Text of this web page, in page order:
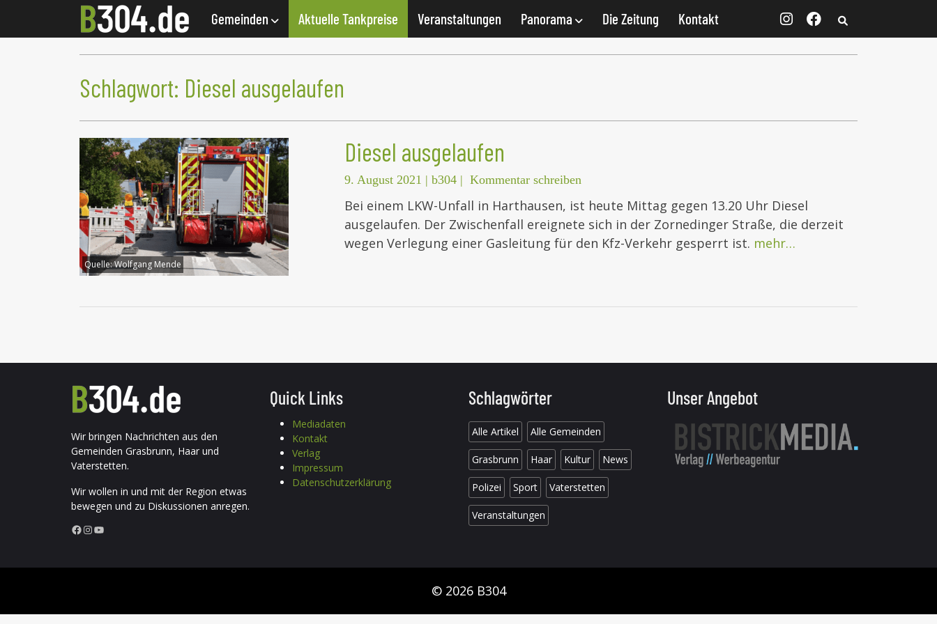
Gemeinden Aktuelle Tankpreise Veranstaltungen Panorama Die Zeitung Kontakt
Schlagwort: Diesel ausgelaufen
Quelle:Wolfgang Mende
Diesel ausgelaufen
9. August 2021 | b304 | Kommentar schreiben
Bei einem LKW-Unfall in Harthausen, ist heute Mittag gegen 13.20 Uhr Diesel
ausgelaufen. Der Zwischenfall ereignete sich in der Zornedinger Straße, die derzeit
wegen Verlegung einer Gasleitung für den Kfz-Verkehr gesperrt ist. mehr…
Wir bringen Nachrichten aus den
Gemeinden Grasbrunn, Haar und
Vaterstetten.
Wir wollen in und mit der Region etwas
bewegen und zu Diskussionen anregen.
Facebook InstagramYouTube
Quick Links
Mediadaten
Kontakt
Verlag
Impressum
Datenschutzerklärung
Schlagwörter
Alle Artikel Alle Gemeinden
Grasbrunn Haar Kultur News
Polizei Sport Vaterstetten
Veranstaltungen
Unser Angebot
© 2026 B304